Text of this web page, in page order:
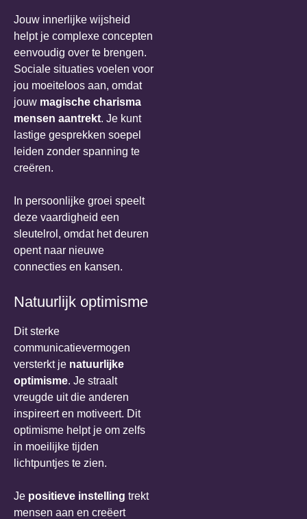
Jouw innerlijke wijsheid
helpt je complexe concepten
eenvoudig over te brengen.
Sociale situaties voelen voor
jou moeiteloos aan, omdat
jouw magische charisma
mensen aantrekt. Je kunt
lastige gesprekken soepel
leiden zonder spanning te
creëren.
In persoonlijke groei speelt
deze vaardigheid een
sleutelrol, omdat het deuren
opent naar nieuwe
connecties en kansen.
Natuurlijk optimisme
Dit sterke
communicatievermogen
versterkt je natuurlijke
optimisme. Je straalt
vreugde uit die anderen
inspireert en motiveert. Dit
optimisme helpt je om zelfs
in moeilijke tijden
lichtpuntjes te zien.
Je positieve instelling trekt
mensen aan en creëert